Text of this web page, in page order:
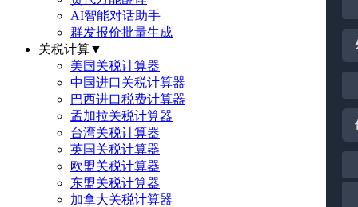
AI智能对话助手
群发报价批量生成
关税计算▼
美国关税计算器
中国进口关税计算器
巴西进口税费计算器
孟加拉关税计算器
台湾关税计算器
英国关税计算器
欧盟关税计算器
东盟关税计算器
加拿大关税计算器